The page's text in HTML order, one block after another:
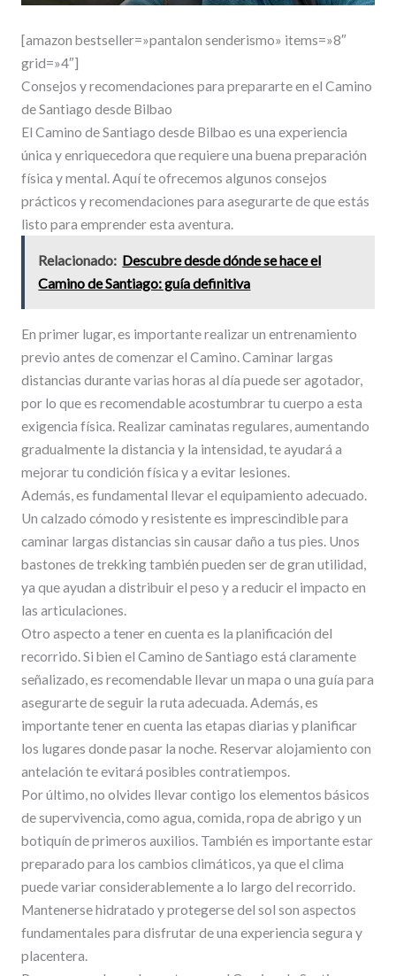
[amazon bestseller=»pantalon senderismo» items=»8″
grid=»4″]
Consejos y recomendaciones para prepararte en el Camino
de Santiago desde Bilbao
El Camino de Santiago desde Bilbao es una experiencia
única y enriquecedora que requiere una buena preparación
física y mental. Aquí te ofrecemos algunos consejos
prácticos y recomendaciones para asegurarte de que estás
listo para emprender esta aventura.
Relacionado: Descubre desde dónde se hace el
Camino de Santiago: guía definitiva
En primer lugar, es importante realizar un entrenamiento
previo antes de comenzar el Camino. Caminar largas
distancias durante varias horas al día puede ser agotador,
por lo que es recomendable acostumbrar tu cuerpo a esta
exigencia física. Realizar caminatas regulares, aumentando
gradualmente la distancia y la intensidad, te ayudará a
mejorar tu condición física y a evitar lesiones.
Además, es fundamental llevar el equipamiento adecuado.
Un calzado cómodo y resistente es imprescindible para
caminar largas distancias sin causar daño a tus pies. Unos
bastones de trekking también pueden ser de gran utilidad,
ya que ayudan a distribuir el peso y a reducir el impacto en
las articulaciones.
Otro aspecto a tener en cuenta es la planificación del
recorrido. Si bien el Camino de Santiago está claramente
señalizado, es recomendable llevar un mapa o una guía para
asegurarte de seguir la ruta adecuada. Además, es
importante tener en cuenta las etapas diarias y planificar
los lugares donde pasar la noche. Reservar alojamiento con
antelación te evitará posibles contratiempos.
Por último, no olvides llevar contigo los elementos básicos
de supervivencia, como agua, comida, ropa de abrigo y un
botiquín de primeros auxilios. También es importante estar
preparado para los cambios climáticos, ya que el clima
puede variar considerablemente a lo largo del recorrido.
Mantenerse hidratado y protegerse del sol son aspectos
fundamentales para disfrutar de una experiencia segura y
placentera.